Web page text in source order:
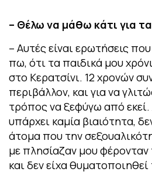
– Θέλω να μάθω κάτι για
– Αυτές είναι ερωτήσεις
πω, ότι τα παιδικά μου
στο Κερατσίνι. 12 χρονών
περιβάλλον, και για να
τρόπος να ξεφύγω από εκεί.
υπάρχει καμία βιαιότητα,
άτομα που την
με πλησίαζαν μου φέρονταν
και δεν είχα